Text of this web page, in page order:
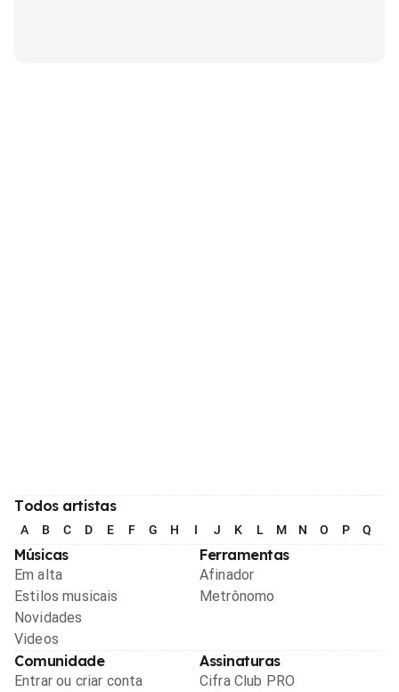
Todos artistas
A B C D E F G H I J K L M N O P Q
Músicas
Em alta
Estilos musicais
Novidades
Videos
Ferramentas
Afinador
Metrônomo
Comunidade
Entrar ou criar conta
Assinaturas
Cifra Club PRO